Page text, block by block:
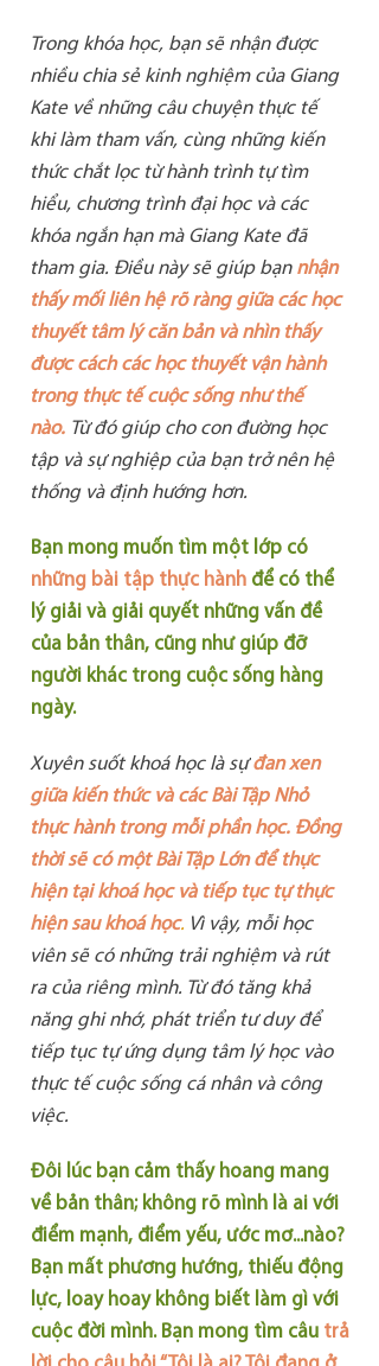
Trong khóa học, bạn sẽ nhận được
nhiều chia sẻ kinh nghiệm của Giang
Kate về những câu chuyện thực tế
khi làm tham vấn, cùng những kiến
thức chắt lọc từ hành trình tự tìm
hiểu, chương trình đại học và các
khóa ngắn hạn mà Giang Kate đã
tham gia. Điều này sẽ giúp bạn nhận
thấy mối liên hệ rõ ràng giữa các học
thuyết tâm lý căn bản và nhìn thấy
được cách các học thuyết vận hành
trong thực tế cuộc sống như thế
nào. Từ đó giúp cho con đường học
tập và sự nghiệp của bạn trở nên hệ
thống và định hướng hơn.
Bạn mong muốn tìm một lớp có
những bài tập thực hành để có thể
lý giải và giải quyết những vấn đề
của bản thân, cũng như giúp đỡ
người khác trong cuộc sống hàng
ngày.
Xuyên suốt khoá học là sựđan xen
giữa kiến thức và các Bài Tập Nhỏ
thực hành trong mỗi phần học. Đồng
thời sẽ có một Bài Tập Lớn để thực
hiện tại khoá học và tiếp tục tự thực
hiện sau khoá học. Vì vậy, mỗi học
viên sẽ có những trải nghiệm và rút
ra của riêng mình. Từ đó tăng khả
năng ghi nhớ, phát triển tư duy để
tiếp tục tự ứng dụng tâm lý học vào
thực tế cuộc sống cá nhân và công
việc.
Đôi lúc bạn cảm thấy hoang mang
về bản thân; không rõ mình là ai với
điểm mạnh, điểm yếu, ước mơ...nào?
Bạn mất phương hướng, thiếu động
lực, loay hoay không biết làm gì với
cuộc đời mình.​​​​ Bạn mong tìm câu trả